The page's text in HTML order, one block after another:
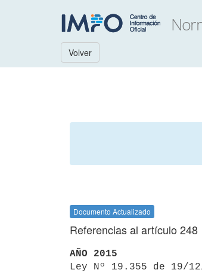
Volver
Documento Actualizado
Referencias al artículo 248
AÑO 2015
Ley Nº 19.355 de 19/